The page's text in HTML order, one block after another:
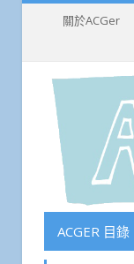
關於ACGer
ACGER 目錄